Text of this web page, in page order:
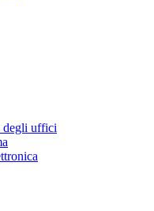
degli uffici